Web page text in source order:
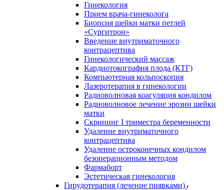
Гинекология
Прием врача-гинеколога
Биопсия шейки матки петлей
«Сургитрон»
Введение внутриматочного
контрацептива
Гинекологический массаж
Кардиотокография плода (КТГ)
Компьютерная кольпоскопия
Лазеротерапия в гинекологии
Радиоволновая коагуляция кондилом
Радиоволновое лечение эрозии шейки
матки
Скрининг I триместра беременности
Удаление внутриматочного
контрацептива
Удаление остроконечных кондилом
безоперационным методом
Фармаборт
Эстетическая гинекология
Гирудотерапия (лечение пиявками)